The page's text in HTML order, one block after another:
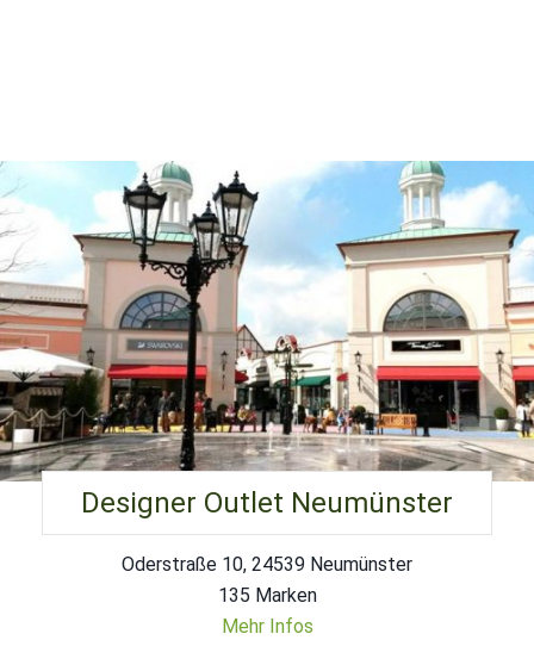
Designer Outlet Neumünster
Oderstraße 10, 24539 Neumünster
135 Marken
Mehr Infos